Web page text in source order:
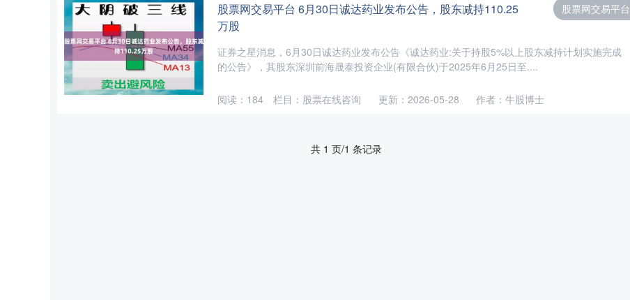
股票网交易平台 6月30日诚达药业发布公告，股东减持110.25
万股
证券之星消息，6月30日诚达药业发布公告《诚达药业:关于持股5%以上股东减持计划实施完成
的公告》，其股东深圳前海晟泰投资企业(有限合伙)于2025年6月25日至....
股票网交易平台
更新：2026-05-28 作者：牛股博士
阅读： 184 栏目： 股票在线咨询
共 1 页/1 条记录